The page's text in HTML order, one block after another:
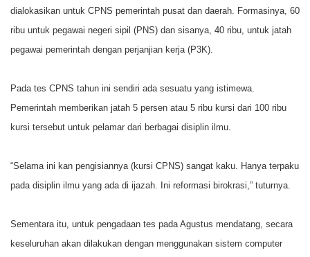
dialokasikan untuk CPNS pemerintah pusat dan daerah. Formasinya, 60
ribu untuk pegawai negeri sipil (PNS) dan sisanya, 40 ribu, untuk jatah
pegawai pemerintah dengan perjanjian kerja (P3K).
Pada tes CPNS tahun ini sendiri ada sesuatu yang istimewa.
Pemerintah memberikan jatah 5 persen atau 5 ribu kursi dari 100 ribu
kursi tersebut untuk pelamar dari berbagai disiplin ilmu.
“Selama ini kan pengisiannya (kursi CPNS) sangat kaku. Hanya terpaku
pada disiplin ilmu yang ada di ijazah. Ini reformasi birokrasi,” tuturnya.
Sementara itu, untuk pengadaan tes pada Agustus mendatang, secara
keseluruhan akan dilakukan dengan menggunakan sistem computer